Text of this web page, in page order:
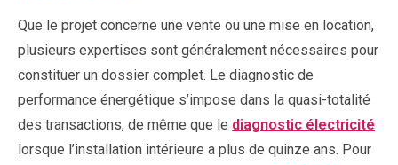
Que le projet concerne une vente ou une mise en location,
plusieurs expertises sont généralement nécessaires pour
constituer un dossier complet. Le diagnostic de
performance énergétique s’impose dans la quasi-totalité
des transactions, de même que le diagnostic électricité
lorsque l’installation intérieure a plus de quinze ans. Pour